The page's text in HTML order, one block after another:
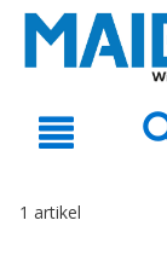
text.skipToNavigation
1 artikel